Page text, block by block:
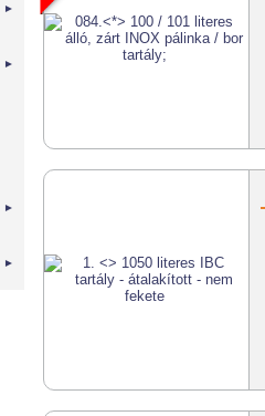
►
►
►
►